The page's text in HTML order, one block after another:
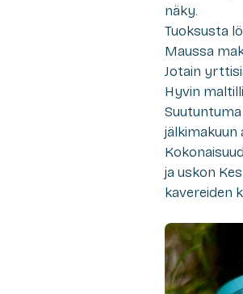
näky.
Tuoksusta
Maussa
Jotain
Hyvin
jälkimakuun
ja uskon
kavereiden